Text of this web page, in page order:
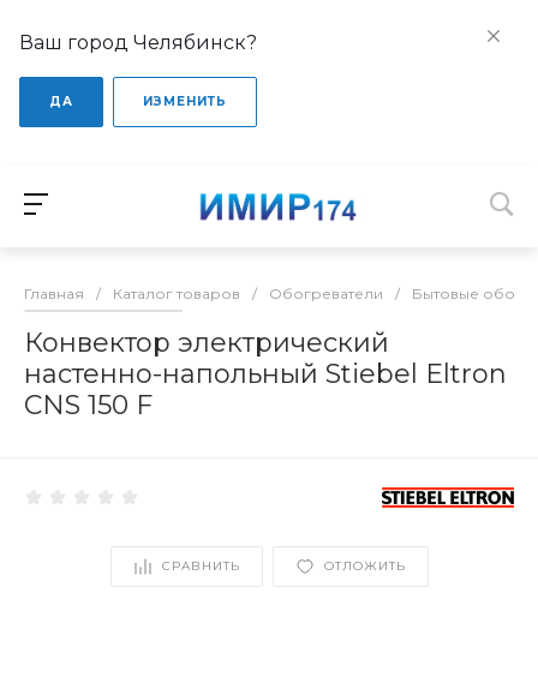
Ваш город Челябинск?
ДА ИЗМЕНИТЬ
Главная / Каталог товаров / Обогреватели / Бытовые
Конвектор электрический
настенно-напольный Stiebel Eltron
CNS 150 F
СРАВНИТЬ ОТЛОЖИТЬ